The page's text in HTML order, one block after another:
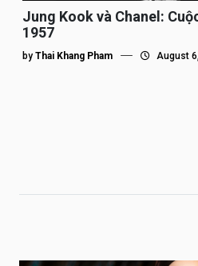
Jung Kook và Chanel:
1957
by Thai Khang Pham August